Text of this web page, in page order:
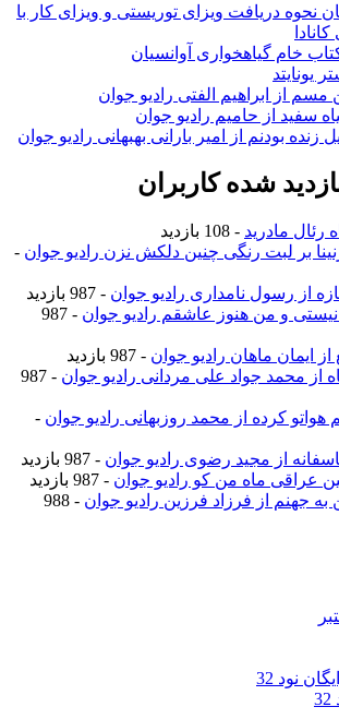
نحوه دریافت ویزای توریستی و ویزای کار با
کتاب خام گیاهخواری آوانسیان
یونایتد
مسم از ابراهیم الفتی رادیو جوان
سفید از حامیم رادیو جوان
زنده بودنم از امیر بارانی بهبهانی رادیو جوان
شده کاربران
رئال مادرید - 108 بازدید
بر لبت رنگی چنین دلکش نزن رادیو جوان -
از رسول نامداری رادیو جوان - 987 بازدید
نیستی و من هنوز عاشقم رادیو جوان
- 987
از ایمان ماهان رادیو جوان - 987 بازدید
از محمد جواد علی مردانی رادیو جوان
- 987
هواتو کرده از محمد روزبهانی رادیو جوان -
از مجید رضوی رادیو جوان - 987 بازدید
عراقی ماه من کو رادیو جوان - 987 بازدید
به جهنم از فرزاد فرزین رادیو جوان
- 988
نود 32